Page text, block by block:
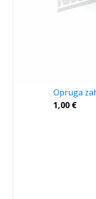
Opruga
1,00 €